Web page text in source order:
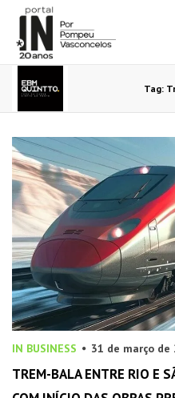
Tag:
IN BUSINESS 31 de março de
TREM-BALA ENTRE RIO E